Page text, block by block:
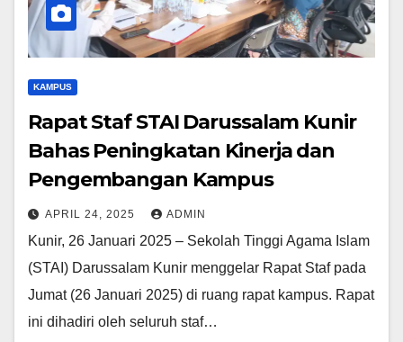
KAMPUS
Rapat Staf STAI Darussalam Kunir
Bahas Peningkatan Kinerja dan
Pengembangan Kampus
APRIL 24, 2025 ADMIN
Kunir, 26 Januari 2025 – Sekolah Tinggi Agama Islam
(STAI) Darussalam Kunir menggelar Rapat Staf pada
Jumat (26 Januari 2025) di ruang rapat kampus. Rapat
ini dihadiri oleh seluruh staf…